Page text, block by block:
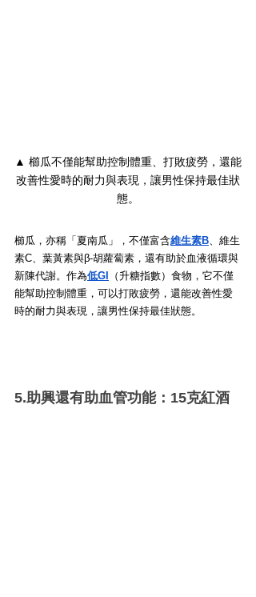
▲ 櫛瓜不僅能幫助控制體重、打敗疲勞，還能
改善性愛時的耐力與表現，讓男性保持最佳狀
態。
櫛瓜，亦稱「夏南瓜」，不僅富含維生素B、維生
素C、葉黃素與β-胡蘿蔔素，還有助於血液循環與
新陳代謝。作為低GI
（升糖指數）食物，它不僅
能幫助控制體重，可以打敗疲勞，還能改善性愛
時的耐力與表現，讓男性保持最佳狀態。
5.助興還有助血管功能：15克紅酒